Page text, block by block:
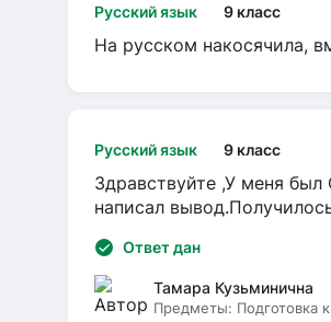
Русский язык 9 класс
На русском накосячила,
Русский язык 9 класс
Здравствуйте ,У меня
написал
Ответ дан
Тамара Кузьминична
Предметы: Подготовка